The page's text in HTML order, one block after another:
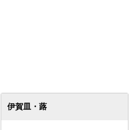
伊賀皿・蕗